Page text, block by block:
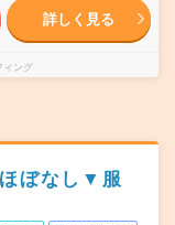
詳しく見る
ィング
ぼなし▼服